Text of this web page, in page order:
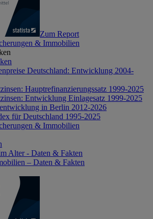
Zum Report
& Immobilien
Deutschland: Entwicklung 2004-
Hauptrefinanzierungssatz 1999-2025
Entwicklung Einlagesatz 1999-2025
in Berlin 2012-2026
für Deutschland 1995-2025
& Immobilien
Alter - Daten & Fakten
– Daten & Fakten